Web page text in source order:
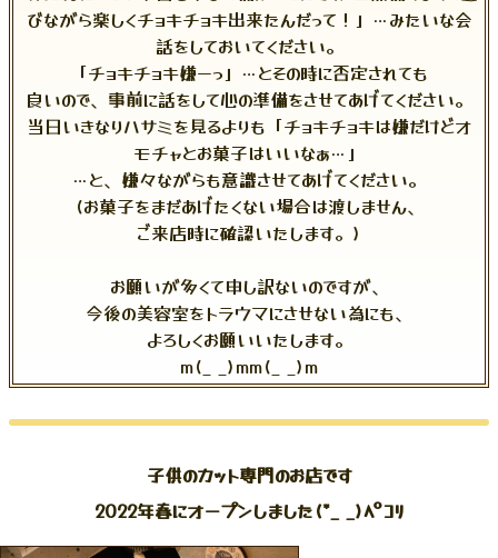
びながら楽しくチョキチョキ出来たんだって！」…みたいな会
話をしておいてください。
「チョキチョキ嫌ーっ」…とその時に否定されても
良いので、事前に話をして心の準備をさせてあげてください。
当日いきなりハサミを見るよりも「チョキチョキは嫌だけどオ
モチャとお菓子はいいなぁ…」
…と、嫌々ながらも意識させてあげてください。
(お菓子をまだあげたくない場合は渡しません、
ご来店時に確認いたします。)
お願いが多くて申し訳ないのですが、
今後の美容室をトラウマにさせない為にも、
よろしくお願いいたします。
m(_ _)mm(_ _)m
子供のカット専門のお店です
2022年春にオープンしました(*_ _)ﾍﾟｺﾘ